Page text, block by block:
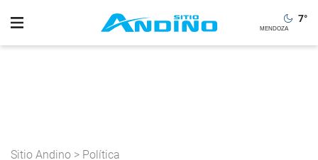
7°
Sitio Andino > Política